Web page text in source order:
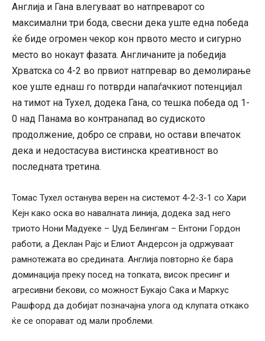
Англија и Гана влегуваат во натпреварот со
максимални три бода, свесни дека уште една победа
ќе биде огромен чекор кон првото место и сигурно
место во нокаут фазата. Англичаните ја победија
Хрватска со 4-2 во првиот натпревар во демолирање
кое уште еднаш го потврди напаѓачкиот потенцијал
на тимот на Тухел, додека Гана, со тешка победа од 1-
0 над Панама во контранапад во судиското
продолжение, добро се справи, но остави впечаток
дека и недостасува вистинска креативност во
последната третина.
Томас Тухел останува верен на системот 4-2-3-1 со Хари
Кејн како оска во навалната линија, додека зад него
триото Нони Мадуеке – Џуд Белингам – Ентони Гордон
работи, а Деклан Рајс и Елиот Андерсон ја одржуваат
рамнотежата во средината. Англија повторно ќе бара
доминација преку посед на топката, висок пресинг и
агресивни бекови, со можност Букајо Сака и Маркус
Рашфорд да добијат позначајна улога од клупата откако
ќе се опорават од мали проблеми.